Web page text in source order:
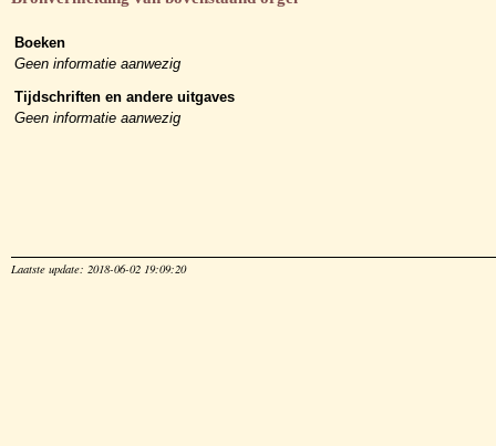
Boeken
Geen informatie aanwezig
Tijdschriften en andere uitgaves
Geen informatie aanwezig
Laatste update: 2018-06-02 19:09:20